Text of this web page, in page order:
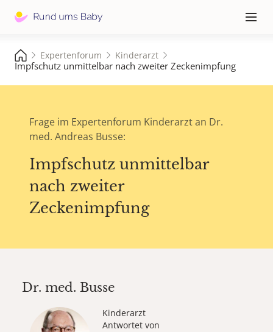
≡
Expertenforum Kinderarzt
Impfschutz unmittelbar nach zweiter Zeckenimpfung
Frage im Expertenforum Kinderarzt an Dr.
med. Andreas Busse:
Impfschutz unmittelbar
nach zweiter
Zeckenimpfung
Dr. med. Busse
Kinderarzt
Antwortet von